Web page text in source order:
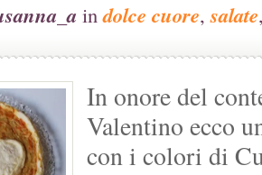
indolce cuore,salate
In onore del
Valentino ecco
con i colori di